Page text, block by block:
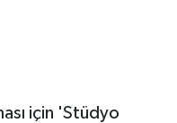
için 'Stüdyo